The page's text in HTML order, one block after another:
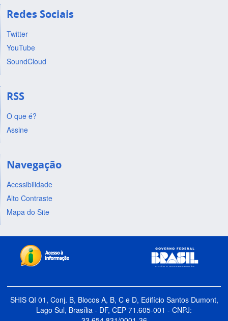
Redes Sociais
Twitter
YouTube
SoundCloud
RSS
O que é?
Assine
Navegação
Acessibilidade
Alto Contraste
Mapa do Site
SHIS QI 01, Conj. B, Blocos A, B, C e D, Edifício Santos Dumont,
Lago Sul, Brasília - DF, CEP 71.605-001 - CNPJ: